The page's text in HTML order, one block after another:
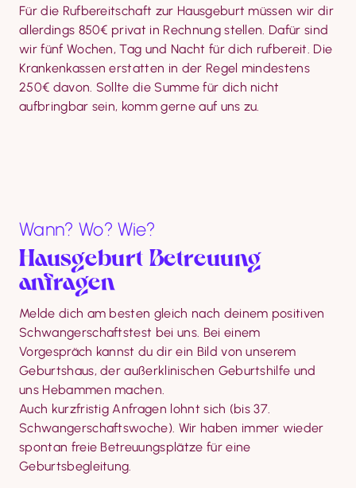
Für die Rufbereitschaft zur Hausgeburt müssen wir dir
allerdings 850€ privat in Rechnung stellen. Dafür sind
wir fünf Wochen, Tag und Nacht für dich rufbereit. Die
Krankenkassen erstatten in der Regel mindestens
250€ davon. Sollte die Summe für dich nicht
aufbringbar sein, komm gerne auf uns zu.
Wann? Wo? Wie?
Hausgeburt Betreuung
anfragen
Melde dich am besten gleich nach deinem positiven
Schwangerschaftstest bei uns. Bei einem
Vorgespräch kannst du dir ein Bild von unserem
Geburtshaus, der außerklinischen Geburtshilfe und
uns Hebammen machen.
Auch kurzfristig Anfragen lohnt sich (bis 37.
Schwangerschaftswoche). Wir haben immer wieder
spontan freie Betreuungsplätze für eine
Geburtsbegleitung.